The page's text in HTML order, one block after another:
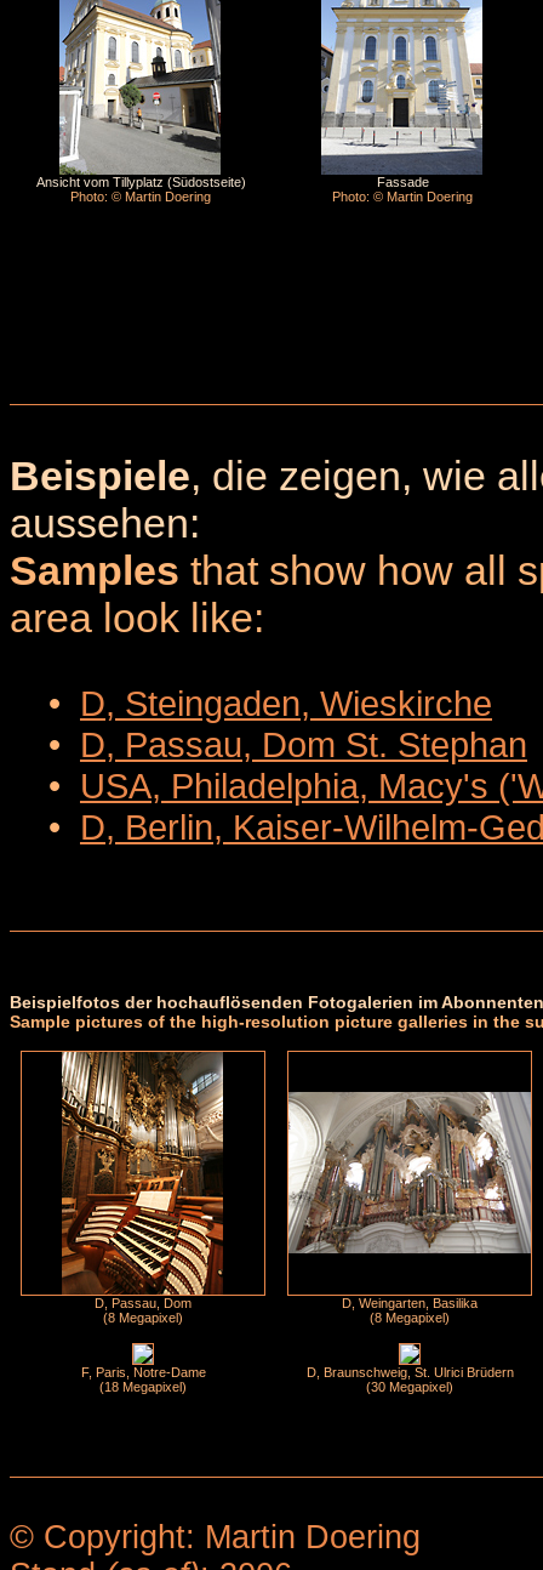
Ansicht vom Tillyplatz (Südostseite)
Photo: © Martin Doering
Fassade
Photo: © Martin Doering
Beispiele, die zeigen, wie
aussehen:
Samples that show how all
area look like:
• D, Steingaden, Wieskirche
• D, Passau, Dom St. Stephan
• USA, Philadelphia, Macy's
• D, Berlin, Kaiser-Wilhelm-
Beispielfotos der hochauflösenden Fotogalerien im
Sample pictures of the high-resolution picture galleries in the
D, Passau, Dom
(8 Megapixel)
D, Weingarten, Basilika
(8 Megapixel)
F, Paris, Notre-Dame
(18 Megapixel)
D, Braunschweig, St. Ulrici Brüdern
(30 Megapixel)
© Copyright: Martin Doering